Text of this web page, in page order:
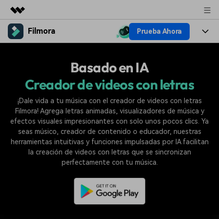
Productos destacados
Soluciones
Quiénes somos
Sala de prensa
Tienda
Soporte
Filmora Prueba Ahora
Características
Recursos creativos
Video e imagen
Audio
Texto
Soluciones
Filmora para
Creación
Recursos
Adquiere conocimientos
fundamentales de edición de
Descubre cómo crear un
efecto especial
Ayuda
Estamos aquí para ayudarte
Empresas
Una solución de video
Basado en IA
Creador de videos con letras
¡Dale vida a tu música con el creador de videos con letras
Filmora! Agrega letras animadas, visualizadores de música y
efectos visuales impresionantes con solo unos pocos clics. Ya
seas músico, creador de contenido o educador, nuestras
herramientas intuitivas y funciones impulsadas por IA facilitan
la creación de videos con letras que se sincronizan
perfectamente con tu música.